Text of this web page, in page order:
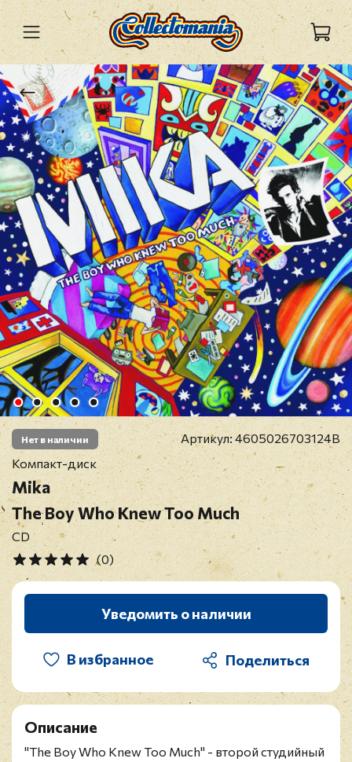
Нет в наличии Артикул: 4605026703124B
Компакт-диск
Mika
The Boy Who Knew Too Much
CD
(0)
Уведомить о наличии
В избранное
Описание
"The Boy Who Knew Too Much" - второй студийный